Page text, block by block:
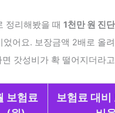
정리해봤을 때1천만 원 진
었어요. 보장금액 2배로 올
갓성비가 확 떨어지더라
보험료
보험료 대비